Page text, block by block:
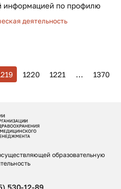
информацией по профилю
деятельность
1220 1221 ... 1370
образовательную
530-12-89